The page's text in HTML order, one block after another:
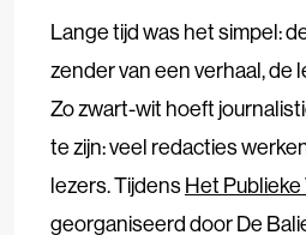
Lange tijd was het simpel:
zender van een verhaal, de
Zo zwart-wit hoeft
te zijn: veel redacties
lezers. TijdensHet Publieke
georganiseerd door De